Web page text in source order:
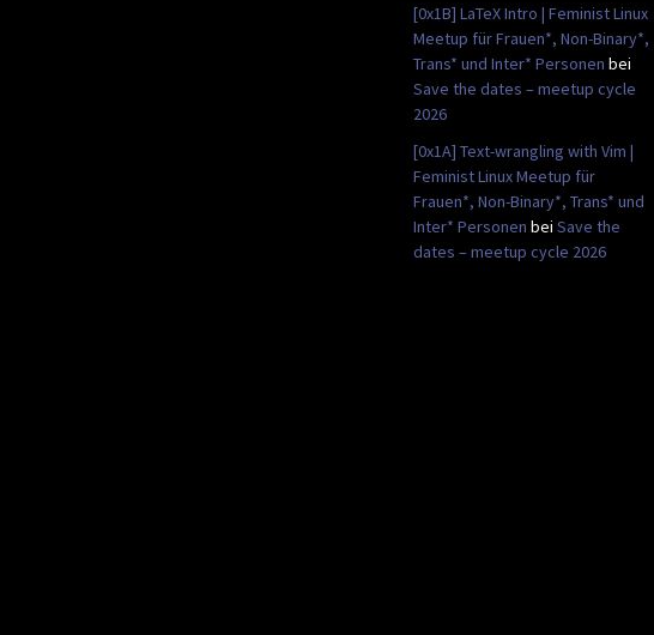
[0x1B] LaTeX Intro | Feminist Linux
Meetup für Frauen*, Non-Binary*,
Trans* und Inter* Personen bei
Save the dates – meetup cycle
2026
[0x1A] Text-wrangling with Vim |
Feminist Linux Meetup für
Frauen*, Non-Binary*, Trans* und
Inter* Personen bei Save the
dates – meetup cycle 2026